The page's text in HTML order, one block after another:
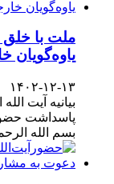
ملت با
یاوه‌گویان
۱۴۰۲-۱۲-۱۳
بیانیه آیت
بسم الله